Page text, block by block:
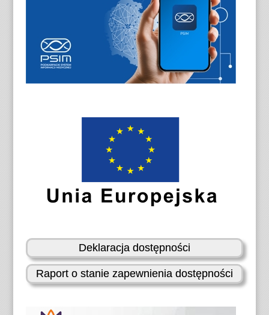
Deklaracja dostępności
Raport o stanie zapewnienia dostępności